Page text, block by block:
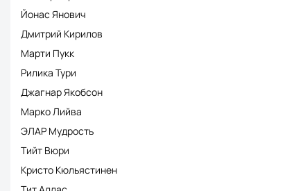
Йонас Янович
Дмитрий Кирилов
Марти Пукк
Рилика Тури
Джагнар Якобсон
Марко Лийва
ЭЛАР Мудрость
Тийт Вюри
Кристо Кюльястинен